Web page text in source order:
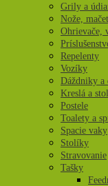
Grily a
Nože,
Ohrievače,
Repelenty
Vozíky
Dáždniky a
Kreslá a
Postele
Toalety a
Spacie vaky
Stolíky
Stravovanie
Tašky